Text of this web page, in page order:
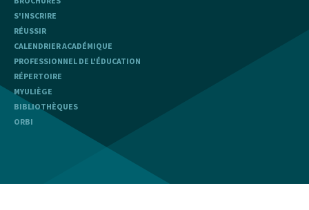
S'INSCRIRE
RÉUSSIR
CALENDRIER ACADÉMIQUE
PROFESSIONNEL DE L'ÉDUCATION
RÉPERTOIRE
MYULIÈGE
BIBLIOTHÈQUES
ORBI